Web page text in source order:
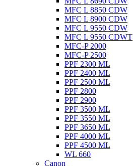
MFC L 8850 CDW
MFC L 8900 CDW
MFC L 9550 CDW
MFC L 9550 CDWT
MFC-P 2000
MFC-P 2500
PPF 2300 ML
PPF 2400 ML
PPF 2500 ML
PPF 2800
PPF 2900
PPF 3500 ML
PPF 3550 ML
PPF 3650 ML
PPF 4000 ML
PPF 4500 ML
WL 660
Canon